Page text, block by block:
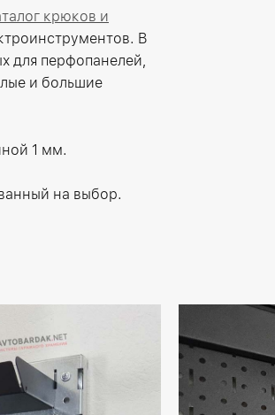
крюков и
В
для перфопанелей,
и большие
1 мм.
на выбор.